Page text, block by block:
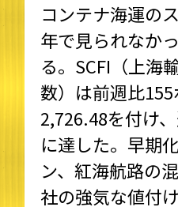
コンテナ海運の
年で見られなか
る。SCFI（上海
数）は前週比
2,726.48を付け
に達した。早期
ン、紅海航路の
社の強気な値付